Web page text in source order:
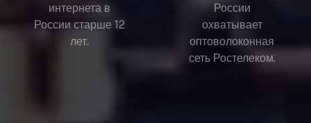
интернета в
России старше 12
лет.
России
охватывает
оптоволоконная
сеть Ростелеком.